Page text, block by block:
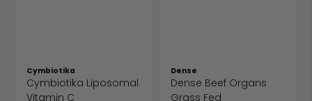
Cymbiotika
Cymbiotika Liposomal
Vitamin C
Dense
Dense Beef Organs
Grass Fed